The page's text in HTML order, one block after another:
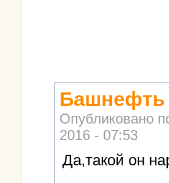
Башнефть
Опубликовано
2016 - 07:53
Да,такой он